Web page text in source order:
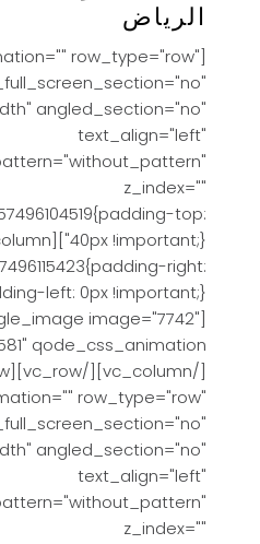
الرياض
row_type="row"
angled_section="no"
text_align="left"
z_index=""
top:
right:
image="7742"
row_type="row"
angled_section="no"
text_align="left"
z_index=""